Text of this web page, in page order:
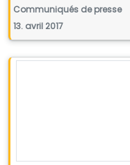
Communiqués de presse
13. avril 2017